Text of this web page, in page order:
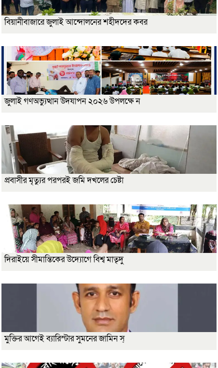
বিয়ানীবাজারে জুলাই আন্দোলনের শহীদদের কবর
জুলাই গণঅভ্যুত্থান উদযাপন ২০২৬ উপলক্ষে ন
প্রবাসীর মৃত্যুর পরপরই জমি দখলের চেষ্টা
দিরাইয়ে সীমান্তিকের উদ্যোগে বিশ্ব মাতৃদু
মুক্তির আগেই ব্যারিস্টার সুমনের জামিন স্